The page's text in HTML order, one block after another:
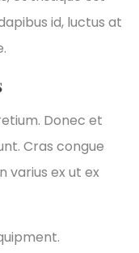
id, luctus at
Donec et
Cras congue
varius ex ut ex